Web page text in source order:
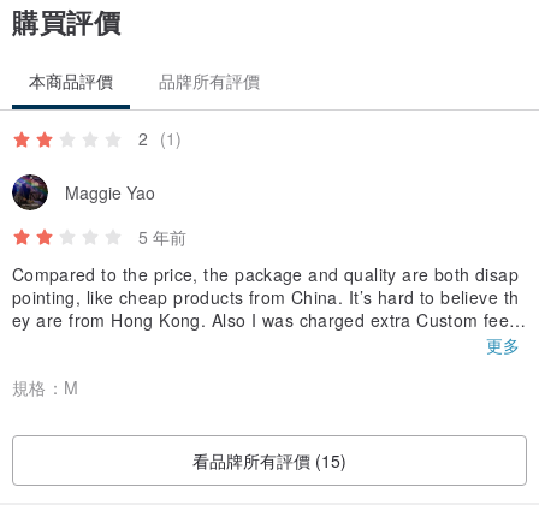
設計師語錄
"RWBE 全名為 REDUCE WASTE. BE ELEGANT , 品牌的理念是減少
浪費，讓時裝變得更美麗動人，更具意義，通過時裝來創造一個更美
好的世界。
我們非常注重及支持環保，希望減少不必要的浪費，同時給客人提供
剪裁合身的服飾。所以 RWBE 採用 『及時庫存』：不預先大量生
產，而是提供尺碼選擇，接受訂貨，維持最少的庫存，從而大大減少
丟到堆填區裡。相信每個人都可以穿上高設計高品質的服飾之餘，同
時做個既愛護地球又優雅的女生!"
購買評價
本商品評價 品牌所有評價
2 (1)
Maggie Yao
5 年前
Compared to the price, the package and quality are both disap
pointing, like cheap products from China. It’s hard to believe th
ey are from Hong Kong. Also I was charged extra Custom fees
by the clothes. I can certainly buy better clothes with the same
望，很像大陸來的便宜貨（順豐快遞送達）
更多
規格： M
看品牌所有評價 (15)